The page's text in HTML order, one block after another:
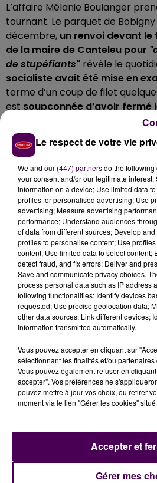
L’affaire Mélanie Boulanger
tournant. Le parquet de
décembre, un renvoi devant le
de la maire de Canteleu pour
de stupéfiants" révèle le
socialiste avait été mise en
terme d’un coup de filet
estsoupçonnée d’avoir fermé
activités de trafiquants locaux
demandé pour l’un de ses
personnes impliquées dans
magistrat en charge de
maintenant rendre la décision
UNE MISE EN EXAMEN
SON INNOCENCE
Cette vaste opération anti-
en octobre 2021 en Seine-
région parisienne. Elle avait
garde à vue de dix-neuf
Boulanger et son adjoint
été remise en liberté deux jours
charge retenue contre elle.
en retrait de ses fonctions de
Métropole Rouen Normandie,
lors d’une conférence de
Mélanie Boulanger a étémise
demandepour"défendre son
Le respect de votre vie
We and our (447) partnersdo the following
your consent and/or our legitimate interest:
information on a device; Use limited data
profiles for personalised advertising; Use
advertising; Measure advertising
performance; Understand audiences
of data from different sources; Develop
profiles to personalise content; Use
content; Use limited data to select content;
detect fraud, and fix errors; Deliver and
Save and communicate privacy choices.
process personal data such as IP address
following functionalities: Identify devices
requested; Use precise geolocation data;
other data sources; Link different devices;
information transmitted automatically.
Vous pouvez accepter en cliquant sur
sélectionnant les finalités et/ou partenaires
Vous pouvez également refuser en
accepter". Vos préférences ne
pouvez mettre à jour vos choix, ou retirer
moment via le lien "Gérer les cookies"
Gérer mes
Accepter et